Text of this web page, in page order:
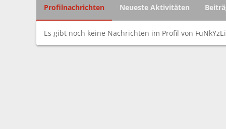
Profilnachrichten Neueste Aktivitäten
Es gibt noch keine Nachrichten im Profil von